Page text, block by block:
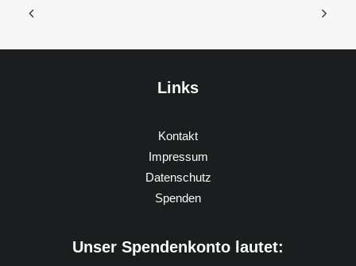
Links
Kontakt
Impressum
Datenschutz
Spenden
Unser Spendenkonto lautet: